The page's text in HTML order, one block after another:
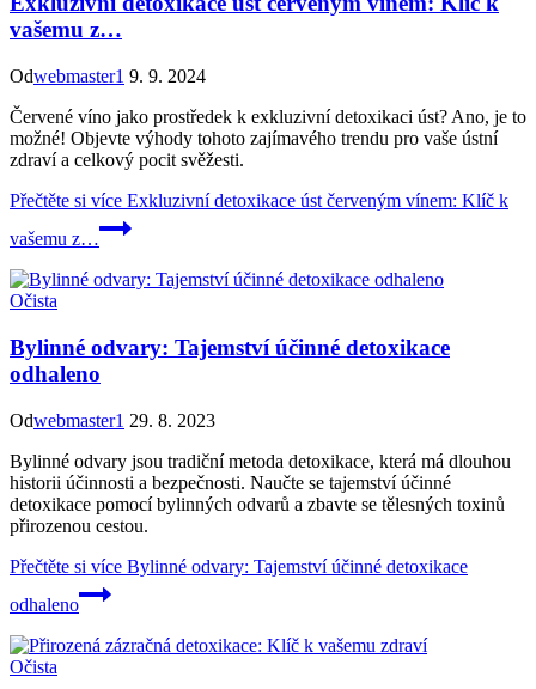
vašemu z…
Odwebmaster1 9. 9. 2024
Červené víno jako prostředek k exkluzivní detoxikaci úst? Ano, je to
možné! Objevte výhody tohoto zajímavého trendu pro vaše ústní
zdraví a celkový pocit svěžesti.
Přečtěte si více Exkluzivní detoxikace úst červeným vínem: Klíč k
vašemu z…
Očista
Bylinné odvary: Tajemství účinné detoxikace
odhaleno
Odwebmaster1 29. 8. 2023
Bylinné odvary jsou tradiční metoda detoxikace, která má dlouhou
historii účinnosti a bezpečnosti. Naučte se tajemství účinné
detoxikace pomocí bylinných odvarů a zbavte se tělesných toxinů
přirozenou cestou.
Přečtěte si více Bylinné odvary: Tajemství účinné detoxikace
odhaleno
Očista